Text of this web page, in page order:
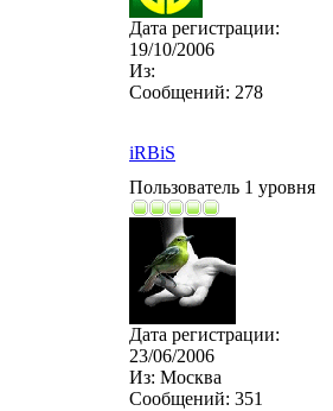
Дата регистрации:
19/10/2006
Из:
Сообщений: 278
iRBiS
Пользователь 1 уровня
Дата регистрации:
23/06/2006
Из: Москва
Сообщений: 351